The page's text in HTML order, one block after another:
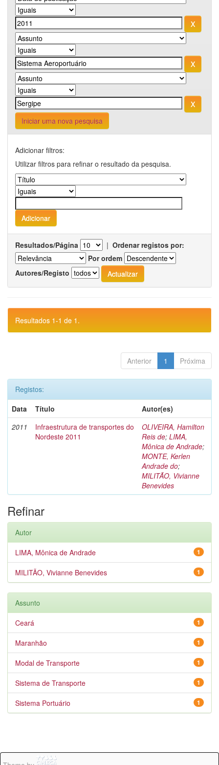
Iniciar uma nova pesquisa
Adicionar filtros:
Utilizar filtros para refinar o resultado da pesquisa.
Resultados/Página | Ordenar registos por:
Por ordem
Autores/Registo
Resultados 1-1 de 1.
Anterior 1 Próxima
Registos:
Data
Título
Autor(es)
2011
Infraestrutura de transportes do
Nordeste 2011
OLIVEIRA, Hamilton
Reis de; LIMA,
Mônica de Andrade;
MONTE, Kerlen
Andrade do;
MILITÃO, Vivianne
Benevides
Refinar
Autor
1
LIMA, Mônica de Andrade
1
MILITÃO, Vivianne Benevides
Assunto
1
Ceará
1
Maranhão
1
Modal de Transporte
1
Sistema de Transporte
1
Sistema Portuário